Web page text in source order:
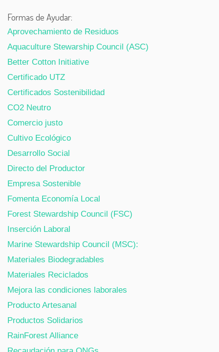
Formas de Ayudar:
Aprovechamiento de Residuos
Aquaculture Stewarship Council (ASC)
Better Cotton Initiative
Certificado UTZ
Certificados Sostenibilidad
CO2 Neutro
Comercio justo
Cultivo Ecológico
Desarrollo Social
Directo del Productor
Empresa Sostenible
Fomenta Economía Local
Forest Stewardship Council (FSC)
Inserción Laboral
Marine Stewardship Council (MSC):
Materiales Biodegradables
Materiales Reciclados
Mejora las condiciones laborales
Producto Artesanal
Productos Solidarios
RainForest Alliance